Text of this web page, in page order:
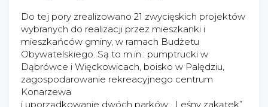
Do tej pory zrealizowano 21 zwycięskich projektów
wybranych do realizacji przez mieszkanki i
mieszkańców gminy, w ramach Budżetu
Obywatelskiego. Są to m.in.: pumptrucki w
Dąbrówce i Więckowicach, boisko w Palędziu,
zagospodarowanie rekreacyjnego centrum
Konarzewa
i uporządkowanie dwóch parków: „Leśny zakątek”